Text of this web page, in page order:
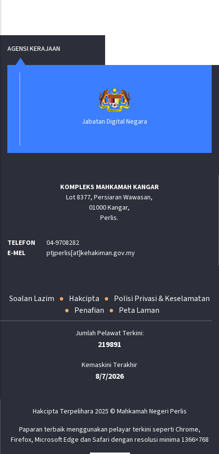
AGENSI KERAJAAN
Jabatan Digital Negara
KOMPLEKS MAHKAMAH KANGAR
Lot 8377, Persiaran Wawasan,
01000 Kangar,
Perlis.
TELEFON
04-9708282
E-MEL
ptjperlis[at]kehakiman.gov.my
Soalan Lazim Hakcipta
Polisi Privasi & Keselamatan
Penafian
Peta Laman
219891
Kemaskini Terakhir
8/7/2026
Hakcipta Terpelihara 2025 © Mahkamah Negeri Perlis
Paparan terbaik menggunakan pelayar terkini seperti Chrome,
Firefox, Microsoft Edge dan Safari dengan resolusi minima 1366×768